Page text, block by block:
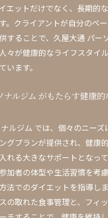
ーが教えるボディメイクの
通で理想の体を手に入れるた
ーソナルジム での食事指導
ト
ナルジムが教える健康的な食
ランスを考慮した食事メニュ
導で学ぶダイエットの基本
生活を改善する簡単なステ
ーソナルジム でトレーニン
エットだけでなく、長期的
。クライアントが自分のペ
することで、久屋大通 パー
々が健康的なライフスタイ
います。
ナルジム がもたらす健康的
ルジム では、個々のニーズ
グプランが提供され、健康
れる大きなサポートとなって
加者の体型や生活習慣を考
法でのダイエットを指導し
の取れた食事管理と、フィ